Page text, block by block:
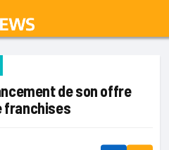
de son offre
franchises